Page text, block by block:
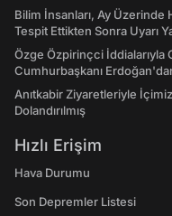
Bilim İnsanları, Ay Üzerinde
Tespit Ettikten Sonra Uyarı
Özge Özpirinçci İddialarıyla
Cumhurbaşkanı
Anıtkabir Ziyaretleriyle
Dolandırılmış
Hızlı Erişim
Hava Durumu
Son Depremler Listesi